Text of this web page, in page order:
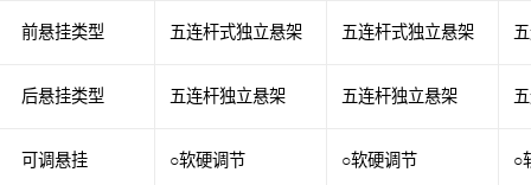
前悬挂类型
后悬挂类型
可调悬挂
五连杆式独立悬架 五连杆式独立悬架
五连杆独立悬架 五连杆独立悬架
○软硬调节 ○软硬调节 ○